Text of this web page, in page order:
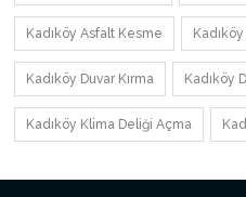
Kadıköy Asfalt Kesme
Kadıköy Duvar Kırma Kadıköy
Kadıköy Klima Deliği Açma